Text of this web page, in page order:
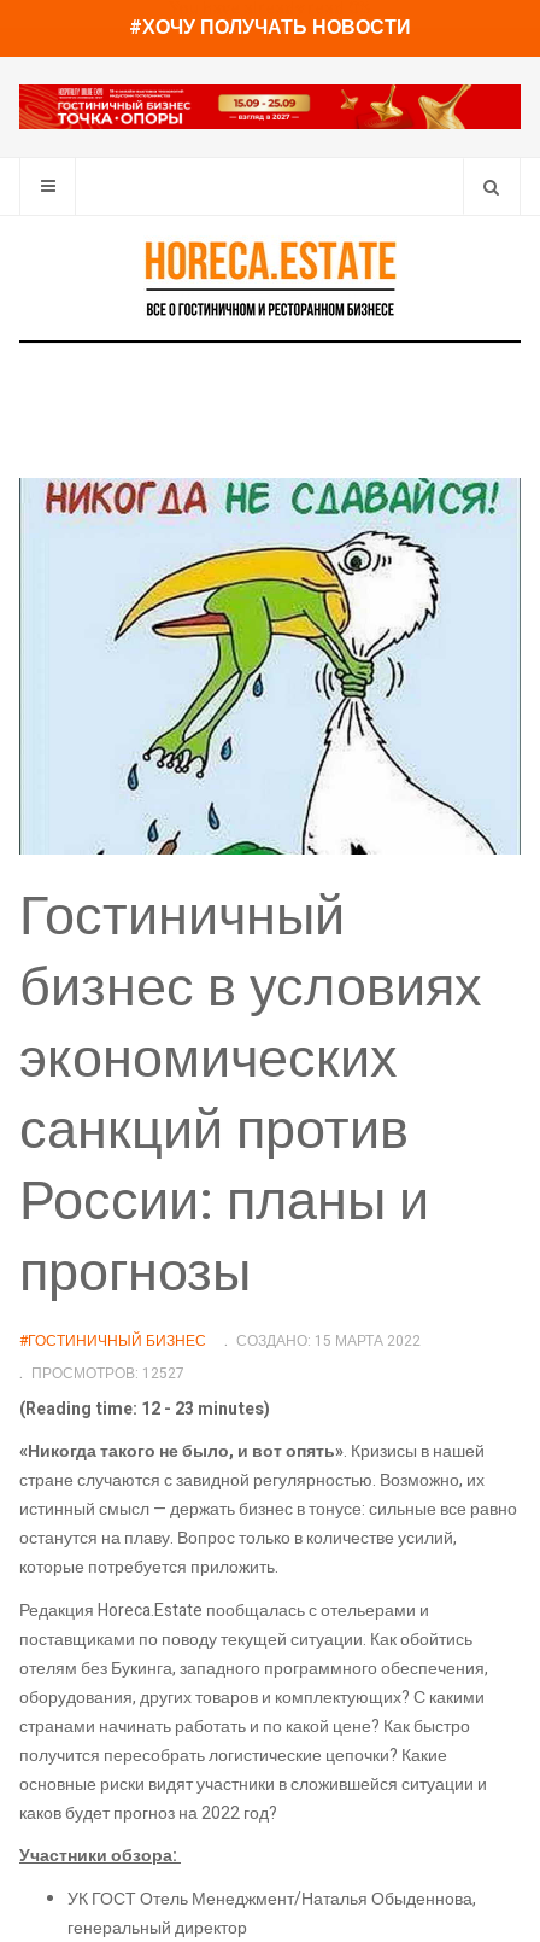
#ХОЧУ ПОЛУЧАТЬ НОВОСТИ
Гостиничный
бизнес в условиях
экономических
санкций против
России: планы и
прогнозы
#ГОСТИНИЧНЫЙ БИЗНЕС
СОЗДАНО: 15 МАРТА 2022
ПРОСМОТРОВ: 12527
(Reading time: 12 - 23 minutes)
«Никогда такого не было, и вот опять». Кризисы в нашей
стране случаются с завидной регулярностью. Возможно, их
истинный смысл — держать бизнес в тонусе: сильные все равно
останутся на плаву. Вопрос только в количестве усилий,
которые потребуется приложить.
Редакция Horeca.Estate пообщалась с отельерами и
поставщиками по поводу текущей ситуации. Как обойтись
отелям без Букинга, западного программного обеспечения,
оборудования, других товаров и комплектующих? С какими
странами начинать работать и по какой цене? Как быстро
получится пересобрать логистические цепочки? Какие
основные риски видят участники в сложившейся ситуации и
каков будет прогноз на 2022 год?
Участники обзора:
УК ГОСТ Отель Менеджмент/Наталья Обыденнова,
генеральный директор